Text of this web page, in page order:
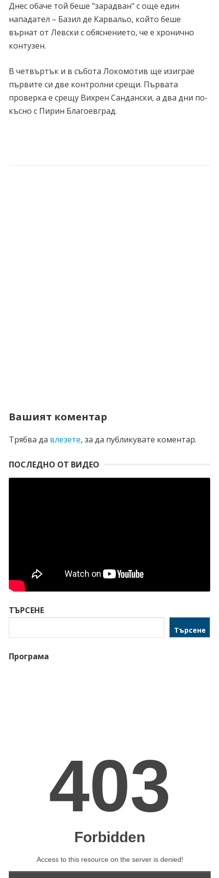
Днес обаче той беше "зарадван" с още един
нападател – Базил де Карвальо, който беше
върнат от Левски с обяснението, че е хронично
контузен.
В четвъртък и в събота Локомотив ще изиграе
първите си две контролни срещи. Първата
проверка е срещу Вихрен Сандански, а два дни по-
късно с Пирин Благоевград.
Вашият коментар
Трябва да влезете, за да публикувате коментар.
ПОСЛЕДНО ОТ ВИДЕО
ТЪРСЕНЕ
Търсене
Програма